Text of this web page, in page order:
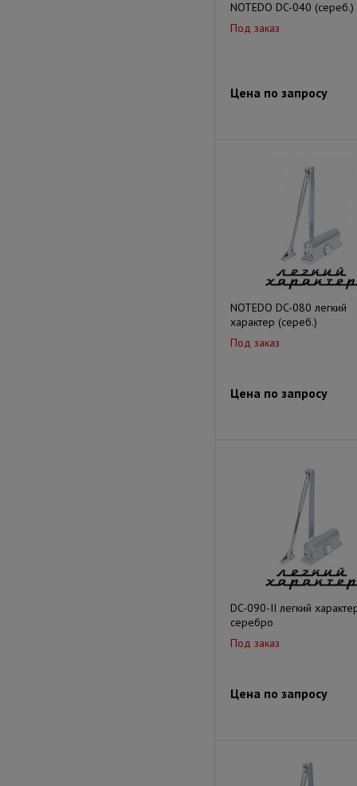
NOTEDO DC-040 (сереб.)
Под заказ
Цена по запросу
NOTEDO DC-080 легкий
характер (сереб.)
Под заказ
Цена по запросу
DC-090-II легкий
серебро
Под заказ
Цена по запросу